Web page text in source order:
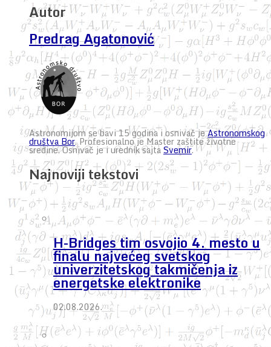
Autor
Predrag Agatonović
Astronomijom se bavi 15 godina i osnivač jeAstronomskog
društva Bor. Profesionalno je Master zaštite životne
sredine. Osnivač je i urednik sajtaSvemir.
Najnoviji tekstovi
H-Bridges tim osvojio 4. mesto u
finalu najvećeg svetskog
univerzitetskog takmičenja iz
energetske elektronike
02.08.2026.